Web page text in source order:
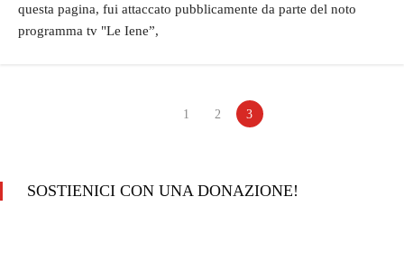
questa pagina, fui attaccato pubblicamente da parte del noto
programma tv "Le Iene”,
1 2 3
SOSTIENICI CON UNA DONAZIONE!